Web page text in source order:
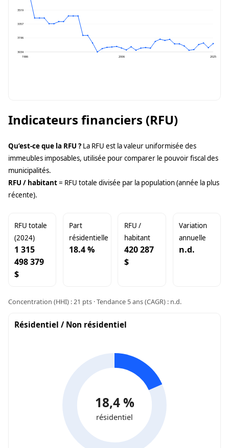
3519
3357
3196
3034
1986
2006 2025
Indicateurs financiers (RFU)
Qu’est-ce que la RFU ? La RFU est la valeur uniformisée des
immeubles imposables, utilisée pour comparer le pouvoir fiscal des
municipalités.
RFU / habitant= RFU totale divisée par la population (année la plus
récente).
RFU totale
(2024)
1 315
498 379
$
Part
résidentielle
18.4 %
RFU /
habitant
420 287
$
Variation
annuelle
n.d.
Concentration (HHI) : 21 pts · Tendance 5 ans (CAGR) : n.d.
Résidentiel / Non résidentiel
18,4 %
résidentiel